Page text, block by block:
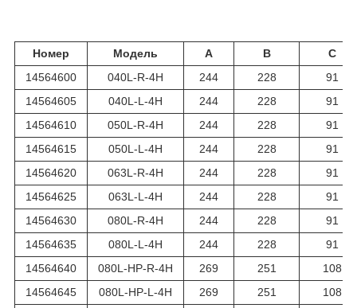
Номер Модель A B
C
14564600
040L-R-4H 244 228
91
14564605
040L-L-4H 244 228
91
14564610
050L-R-4H 244 228
91
14564615
050L-L-4H 244 228
91
14564620
063L-R-4H 244 228
91
14564625
063L-L-4H 244 228
91
14564630
080L-R-4H 244 228
91
14564635
080L-L-4H 244 228
91
14564640
080L-HP-R-4H 269 251
108
14564645
080L-HP-L-4H 269 251 108